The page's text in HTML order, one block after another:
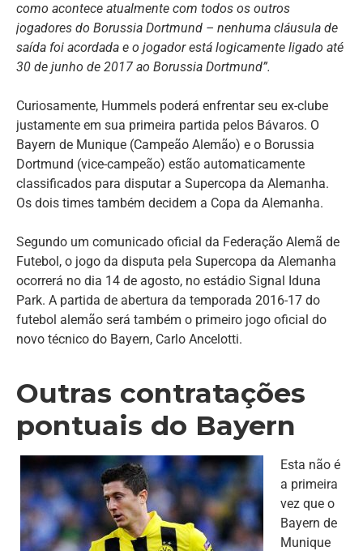
como acontece atualmente com todos os outros
jogadores do Borussia Dortmund – nenhuma cláusula de
saída foi acordada e o jogador está logicamente ligado até
30 de junho de 2017 ao Borussia Dortmund”.
Curiosamente, Hummels poderá enfrentar seu ex-clube
justamente em sua primeira partida pelos Bávaros. O
Bayern de Munique (Campeão Alemão) e o Borussia
Dortmund (vice-campeão) estão automaticamente
classificados para disputar a Supercopa da Alemanha.
Os dois times também decidem a Copa da Alemanha.
Segundo um comunicado oficial da Federação Alemã de
Futebol, o jogo da disputa pela Supercopa da Alemanha
ocorrerá no dia 14 de agosto, no estádio Signal Iduna
Park. A partida de abertura da temporada 2016-17 do
futebol alemão será também o primeiro jogo oficial do
novo técnico do Bayern, Carlo Ancelotti.
Outras contratações
pontuais do Bayern
Esta não é
a primeira
vez que o
Bayern de
Munique